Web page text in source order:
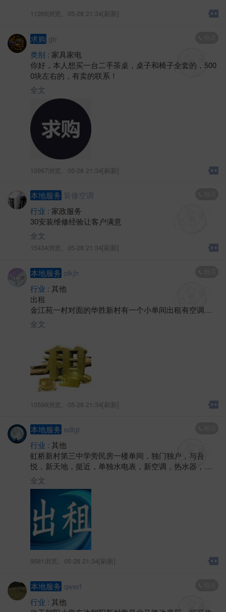
11265浏览、 05-28 21:34[刷新]
求购 gtr
类别 : 家具家电
你好，本人想买一台二手茶桌，桌子和椅子全套的，500
0块左右的，有卖的联系！
全文
10967浏览、 05-28 21:34[刷新]
本地服务 装修空调
行业 : 家政服务
30安装维修经验让客户满意
全文
15434浏览、 05-28 21:34[刷新]
本地服务 olkjh
行业 : 其他
出租
金江苑一村对面的华胜新村有一个小单间出租有空调卫
生间热水器。
全文
10599浏览、 05-28 21:34[刷新]
本地服务 edfgt
行业 : 其他
虹桥新村第三中学旁民房一楼单间，独门独户，与吾
悦，新天地，挺近，单独水电表，新空调，热水器，独
卫，也可上网，门口也有井水，500元/月，具体可联系房
东
全文
9581浏览、 05-28 21:34[刷新]
本地服务 qwerf
行业 : 其他